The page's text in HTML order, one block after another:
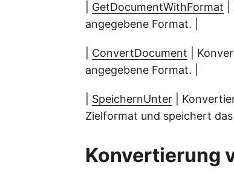
GetDocumentWithFormat
angegebene Format. |
ConvertDocument |
angegebene Format. |
SpeichernUnter |
Zielformat und speichert das
Konvertierung